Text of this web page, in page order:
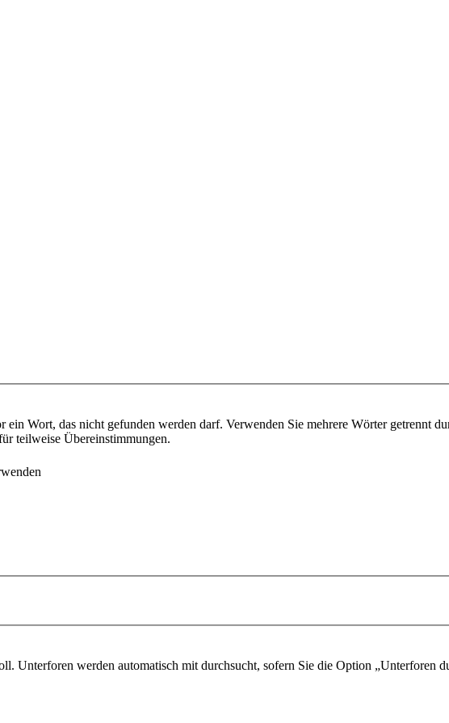
ein Wort, das nicht gefunden werden darf. Verwenden Sie mehrere Wörter getrennt
teilweise Übereinstimmungen.
Unterforen werden automatisch mit durchsucht, sofern Sie die Option „Unterforen